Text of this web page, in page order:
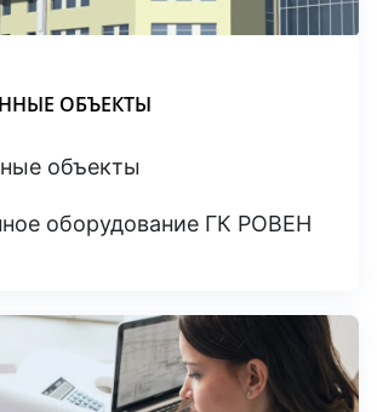
ОБЪЕКТЫ
объекты
оборудование ГК РОВЕН